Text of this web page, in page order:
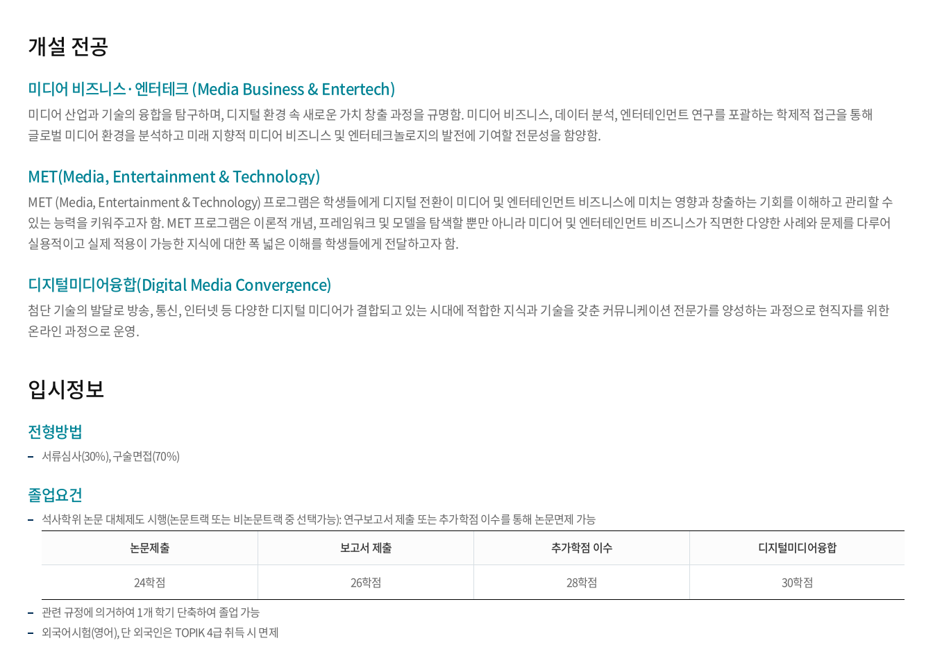
개설 전공
미디어 비즈니스·엔터테크 (Media Business & Entertech)
미디어 산업과 기술의 융합을 탐구하며, 디지털 환경 속 새로운 가치 창출 과정을 규명함. 미디어 비즈니스, 데이터 분석, 엔터테인먼트 연구를 포괄하는 학제적 접근을 통해
글로벌 미디어 환경을 분석하고 미래 지향적 미디어 비즈니스 및 엔터테크놀로지의 발전에 기여할 전문성을 함양함.
MET(Media, Entertainment & Technology)
MET (Media, Entertainment & Technology) 프로그램은 학생들에게 디지털 전환이 미디어 및 엔터테인먼트 비즈니스에 미치는 영향과 창출하는 기회를 이해하고 관리할 수
있는 능력을 키워주고자 함. MET 프로그램은 이론적 개념, 프레임워크 및 모델을 탐색할 뿐만 아니라 미디어 및 엔터테인먼트 비즈니스가 직면한 다양한 사례와 문제를 다루어
실용적이고 실제 적용이 가능한 지식에 대한 폭 넓은 이해를 학생들에게 전달하고자 함.
디지털미디어융합(Digital Media Convergence)
첨단 기술의 발달로 방송, 통신, 인터넷 등 다양한 디지털 미디어가 결합되고 있는 시대에 적합한 지식과 기술을 갖춘 커뮤니케이션 전문가를 양성하는 과정으로 현직자를 위한
온라인 과정으로 운영.
입시정보
전형방법
서류심사(30%), 구술면접(70%)
졸업요건
석사학위 논문 대체제도 시행(논문트랙 또는 비논문트랙 중 선택가능): 연구보고서 제출 또는 추가학점 이수를 통해 논문면제 가능
논문제출
보고서 제출 추가학점 이수 디지털미디어융합
24학점 26학점 28학점
30학점
관련 규정에 의거하여 1개 학기 단축하여 졸업 가능
외국어시험(영어), 단 외국인은 TOPIK 4급 취득 시 면제